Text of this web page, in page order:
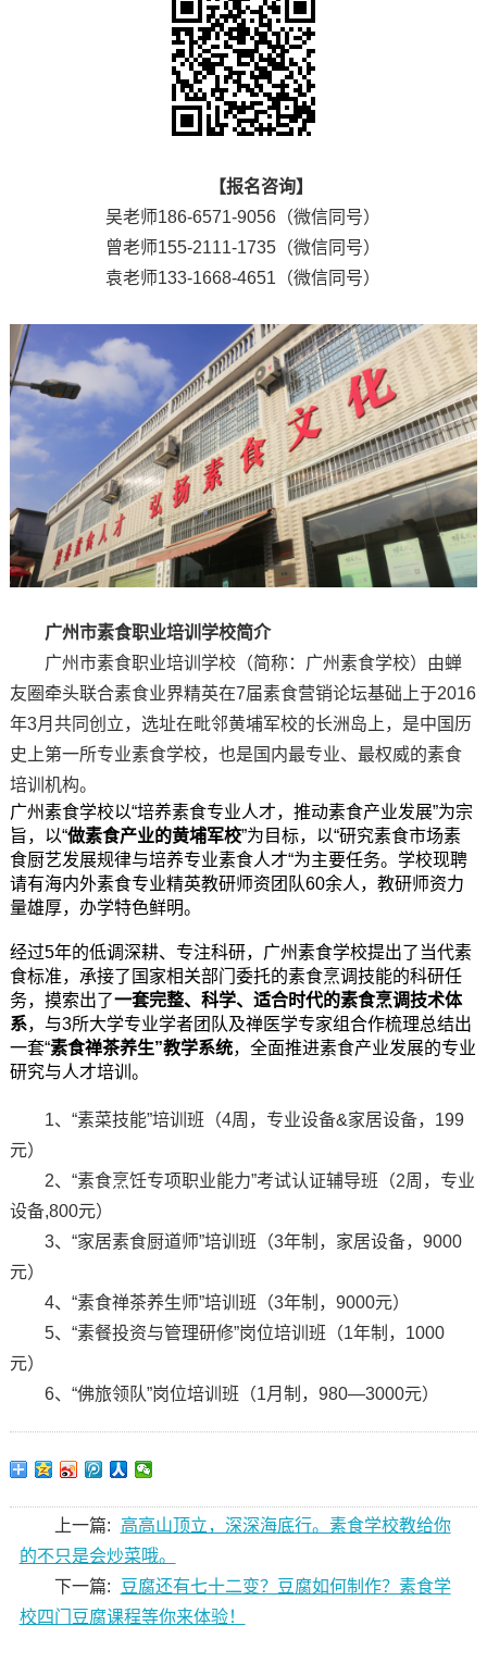
【报名咨询】
吴老师186-6571-9056（微信同号）
曾老师155-2111-1735（微信同号）
袁老师133-1668-4651（微信同号）
广州市素食职业培训学校简介
广州市素食职业培训学校（简称：广州素食学校）由蝉
友圈牵头联合素食业界精英在7届素食营销论坛基础上于2016
年3月共同创立，选址在毗邻黄埔军校的长洲岛上，是中国历
史上第一所专业素食学校，也是国内最专业、最权威的素食
培训机构。
广州素食学校以“培养素食专业人才，推动素食产业发展”为宗
旨，以“做素食产业的黄埔军校”为目标，以“研究素食市场素
食厨艺发展规律与培养专业素食人才“为主要任务。学校现聘
请有海内外素食专业精英教研师资团队60余人，教研师资力
量雄厚，办学特色鲜明。
经过5年的低调深耕、专注科研，广州素食学校提出了当代素
食标准，承接了国家相关部门委托的素食烹调技能的科研任
务，摸索出了一套完整、科学、适合时代的素食烹调技术体
系，与3所大学专业学者团队及禅医学专家组合作梳理总结出
一套“素食禅茶养生”教学系统，全面推进素食产业发展的专业
研究与人才培训。
1、“素菜技能”培训班（4周，专业设备&家居设备，199
元）
2、“素食烹饪专项职业能力”考试认证辅导班（2周，专业
设备,800元）
3、“家居素食厨道师”培训班（3年制，家居设备，9000
元）
4、“素食禅茶养生师”培训班（3年制，9000元）
5、“素餐投资与管理研修”岗位培训班（1年制，1000
元）
6、“佛旅领队”岗位培训班（1月制，980—3000元）
上一篇:
高高山顶立，深深海底行。素食学校教给你
的不只是会炒菜哦。
下一篇:
豆腐还有七十二变？豆腐如何制作？素食学
校四门豆腐课程等你来体验！